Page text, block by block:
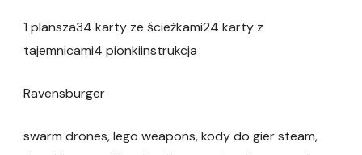
1 plansza34 karty ze ścieżkami24 karty z
tajemnicami4 pionkiinstrukcja
Ravensburger
swarm drones, lego weapons, kody do gier steam,